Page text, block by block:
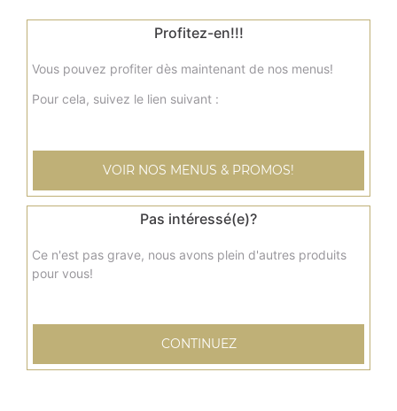
7.50€
Panuzzo saumon
Cheddar, emmental, pistaches, légumes grillés
Cheddar, emmental, pistaches, légumes grillés + frites +
10.00€
Profitez-en!!!
Vous pouvez profiter dès maintenant de nos menus!
Pour cela, suivez le lien suivant :
VOIR NOS MENUS & PROMOS!
Pas intéressé(e)?
Ce n'est pas grave, nous avons plein d'autres produits
pour vous!
CONTINUEZ